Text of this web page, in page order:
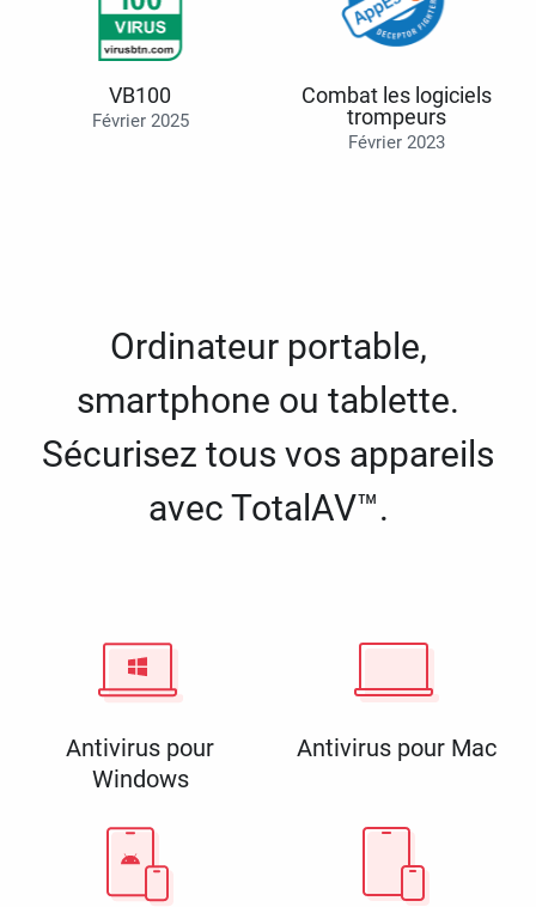
VB100
Février 2025
Combat les logiciels
trompeurs
Février 2023
Ordinateur portable,
smartphone ou tablette.
Sécurisez tous vos appareils
avec TotalAV™.
Antivirus pour
Windows
Antivirus pour Mac